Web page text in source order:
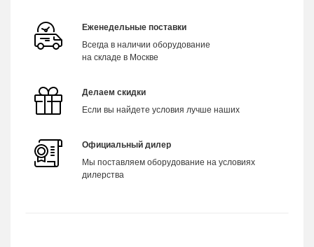
Еженедельные поставки
Всегда в наличии оборудование
на складе в Москве
Делаем скидки
Если вы найдете условия лучше наших
Официальный дилер
Мы поставляем оборудование на условиях
дилерства